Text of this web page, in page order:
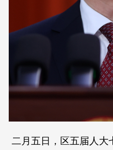
二月五日，区五届人大